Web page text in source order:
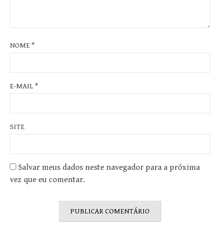
NOME*
E-MAIL*
SITE
Salvar meus dados neste navegador para a próxima
vez que eu comentar.